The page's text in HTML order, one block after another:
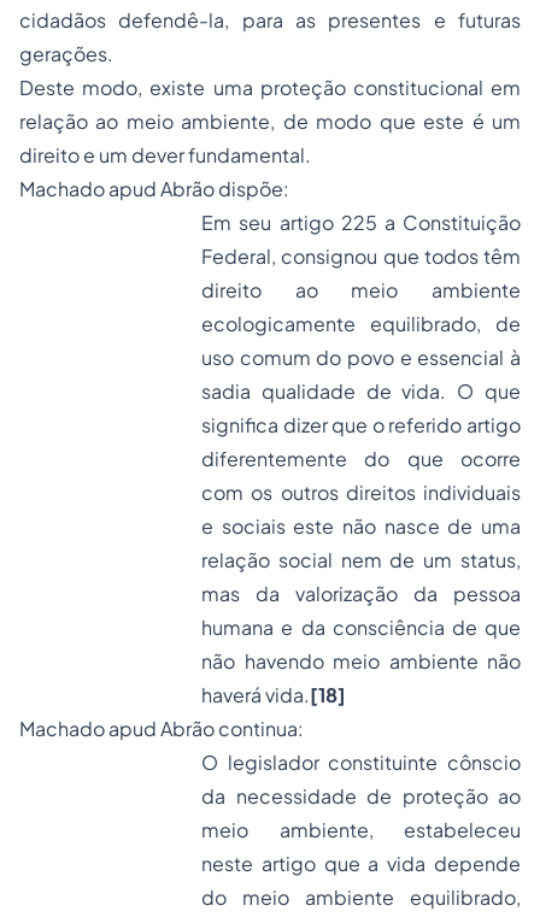
cidadãos defendê-la, para as presentes e futuras
gerações.
Deste modo, existe uma proteção constitucional em
relação ao meio ambiente, de modo que este é um
direito e um dever fundamental.
MachadoapudAbrão dispõe:
Em seu artigo 225 a Constituição
Federal, consignou que todos têm
direito ao meio ambiente
ecologicamente equilibrado, de
uso comum do povo e essencial à
sadia qualidade de vida. O que
significa dizer que o referido artigo
diferentemente do que ocorre
com os outros direitos individuais
e sociais este não nasce de uma
relação social nem de um status,
mas da valorização da pessoa
humana e da consciência de que
não havendo meio ambiente não
haverá vida.[18]
MachadoapudAbrão continua:
O legislador constituinte cônscio
da necessidade de proteção ao
meio ambiente, estabeleceu
neste artigo que a vida depende
do meio ambiente equilibrado,